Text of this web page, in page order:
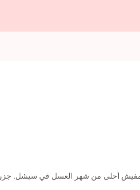
أحلى من شهر العسل في سيشل. جزر